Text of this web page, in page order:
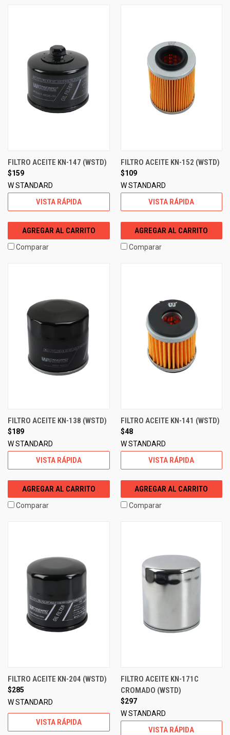
FILTRO ACEITE KN-147 (WSTD)
$159
W STANDARD
VISTA RÁPIDA
AGREGAR AL CARRITO
Comparar
FILTRO ACEITE KN-152 (WSTD)
$109
W STANDARD
VISTA RÁPIDA
AGREGAR AL CARRITO
Comparar
FILTRO ACEITE KN-138 (WSTD)
$189
W STANDARD
VISTA RÁPIDA
AGREGAR AL CARRITO
Comparar
FILTRO ACEITE KN-141 (WSTD)
$48
W STANDARD
VISTA RÁPIDA
AGREGAR AL CARRITO
Comparar
FILTRO ACEITE KN-204 (WSTD)
$285
W STANDARD
VISTA RÁPIDA
FILTRO ACEITE KN-171C
CROMADO (WSTD)
$297
W STANDARD
VISTA RÁPIDA